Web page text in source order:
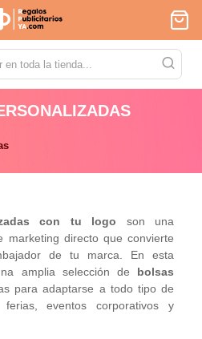
con tu logo son una
marketing directo que convierte
de tu marca. En esta
amplia selección de bolsas
para adaptarse a todo tipo de
ferias, eventos corporativos y